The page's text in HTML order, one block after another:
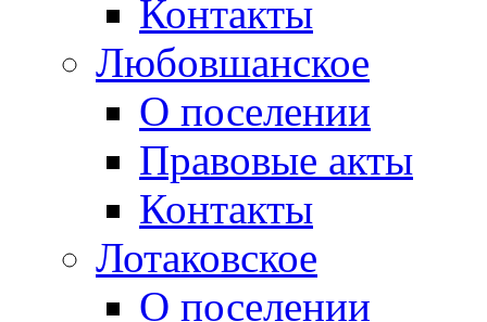
Контакты
Любовшанское
О поселении
Правовые акты
Контакты
Лотаковское
О поселении